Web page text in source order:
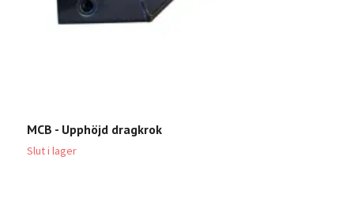
MCB - Upphöjd dragkrok
Slut i lager